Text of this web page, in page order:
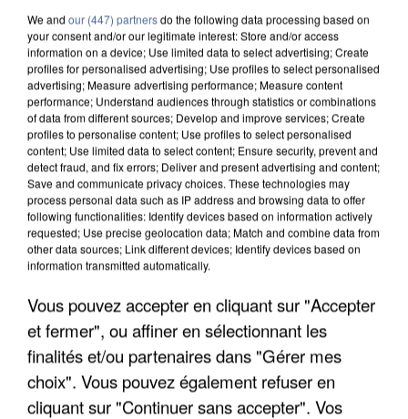
7 août 2026
Un second cadre de la DZ Mafia interpellé en
Algérie
Un cofondateur du réseau avait été interpellé
quelques jours plus tôt.
We and our (447) partnersdo the following data processing based on
your consent and/or our legitimate interest: Store and/or access
information on a device; Use limited data to select advertising; Create
profiles for personalised advertising; Use profiles to select personalised
advertising; Measure advertising performance; Measure content
performance; Understand audiences through statistics or combinations
of data from different sources; Develop and improve services; Create
profiles to personalise content; Use profiles to select personalised
content; Use limited data to select content; Ensure security, prevent and
detect fraud, and fix errors; Deliver and present advertising and content;
Save and communicate privacy choices. These technologies may
process personal data such as IP address and browsing data to offer
following functionalities: Identify devices based on information actively
requested; Use precise geolocation data; Match and combine data from
other data sources; Link different devices; Identify devices based on
information transmitted automatically.
Vous pouvez accepter en cliquant sur "Accepter
et fermer", ou affiner en sélectionnant les
finalités et/ou partenaires dans "Gérer mes
choix". Vous pouvez également refuser en
cliquant sur "Continuer sans accepter". Vos